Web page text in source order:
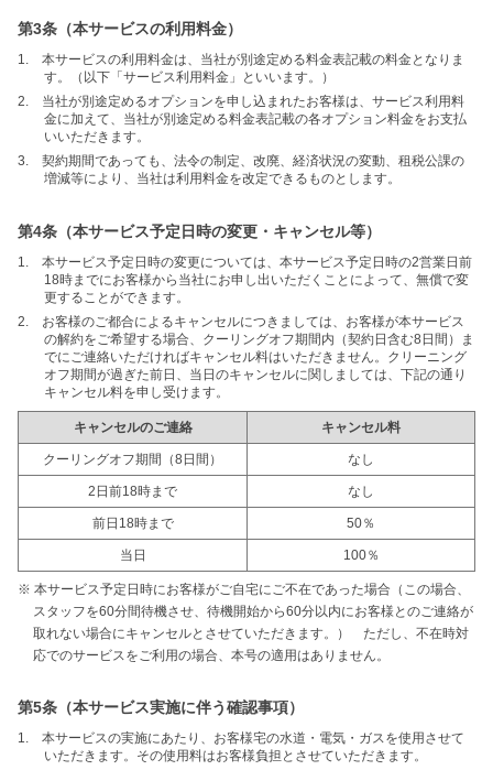
第3条（本サービスの利用料金）
1. 本サービスの利用料金は、当社が別途定める料金表記載の料金となりま
す。（以下「サービス利用料金」といいます。）
2. 当社が別途定めるオプションを申し込まれたお客様は、サービス利用料
金に加えて、当社が別途定める料金表記載の各オプション料金をお支払
いいただきます。
3. 契約期間であっても、法令の制定、改廃、経済状況の変動、租税公課の
増減等により、当社は利用料金を改定できるものとします。
第4条（本サービス予定日時の変更・キャンセル等）
1. 本サービス予定日時の変更については、本サービス予定日時の2営業日前
18時までにお客様から当社にお申し出いただくことによって、無償で変
更することができます。
2. お客様のご都合によるキャンセルにつきましては、お客様が本サービス
の解約をご希望する場合、クーリングオフ期間内（契約日含む8日間）ま
でにご連絡いただければキャンセル料はいただきません。クリーニング
オフ期間が過ぎた前日、当日のキャンセルに関しましては、下記の通り
キャンセル料を申し受けます。
キャンセルのご連絡 キャンセル料
クーリングオフ期間（8日間） なし
2日前18時まで なし
前日18時まで 50％
当日 100％
※ 本サービス予定日時にお客様がご自宅にご不在であった場合（この場合、
スタッフを60分間待機させ、待機開始から60分以内にお客様とのご連絡が
取れない場合にキャンセルとさせていただきます。） ただし、不在時対
応でのサービスをご利用の場合、本号の適用はありません。
第5条（本サービス実施に伴う確認事項）
1. 本サービスの実施にあたり、お客様宅の水道・電気・ガスを使用させて
いただきます。その使用料はお客様負担とさせていただきます。